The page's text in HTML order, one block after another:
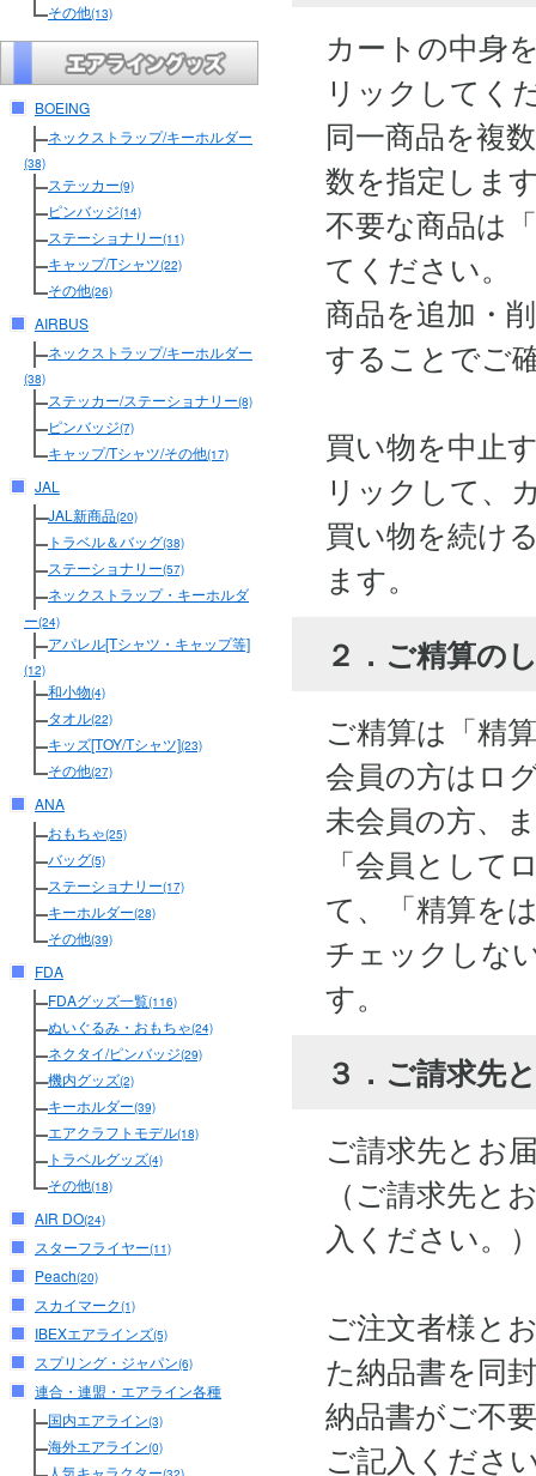
その他(13)
BOEING
ネックストラップ/キーホルダー
(38)
ステッカー(9)
ピンバッジ(14)
ステーショナリー(11)
キャップ/Tシャツ(22)
その他(26)
AIRBUS
ネックストラップ/キーホルダー
(38)
ステッカー/ステーショナリー(8)
ピンバッジ(7)
キャップ/Tシャツ/その他(17)
JAL
JAL新商品(20)
トラベル＆バッグ(38)
ステーショナリー(57)
ネックストラップ・キーホルダ
ー(24)
アパレル[Tシャツ・キャップ等]
(12)
和小物(4)
タオル(22)
キッズ[TOY/Tシャツ](23)
その他(27)
ANA
おもちゃ(25)
バッグ(5)
ステーショナリー(17)
キーホルダー(28)
その他(39)
FDA
FDAグッズ一覧(116)
ぬいぐるみ・おもちゃ(24)
ネクタイ/ピンバッジ(29)
機内グッズ(2)
キーホルダー(39)
エアクラフトモデル(18)
トラベルグッズ(4)
その他(18)
AIR DO(24)
スターフライヤー(11)
Peach(20)
スカイマーク(1)
IBEXエアラインズ(5)
スプリング・ジャパン(6)
連合・連盟・エアライン各種
国内エアライン(3)
海外エアライン(0)
カートの中身
リックしてく
同一商品を複
数を指定しま
不要な商品は
てください。
商品を追加・
することでご
買い物を中止
リックして、
買い物を続け
ます。
２．ご精算の
ご精算は「精
会員の方はロ
未会員の方、
「会員として
て、「精算を
チェックしな
す。
３．ご請求先
ご請求先とお
（ご請求先と
入ください。
ご注文者様と
た納品書を同
納品書がご不
ご記入くださ